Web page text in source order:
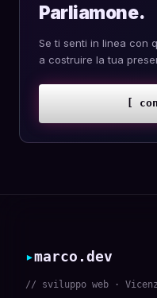
Parliamone.
Se ti senti in linea con
a costruire la tua
[
▸marco.dev
// sviluppo web ·